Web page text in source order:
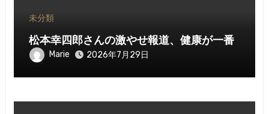
未分類
松本幸四郎さんの激やせ報道、健康が一番
Marie 2026年7月29日